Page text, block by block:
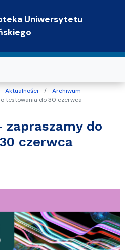
Uniwersytetu
Aktualności
Archiwum
testowania do 30 czerwca
zapraszamy do
czerwca